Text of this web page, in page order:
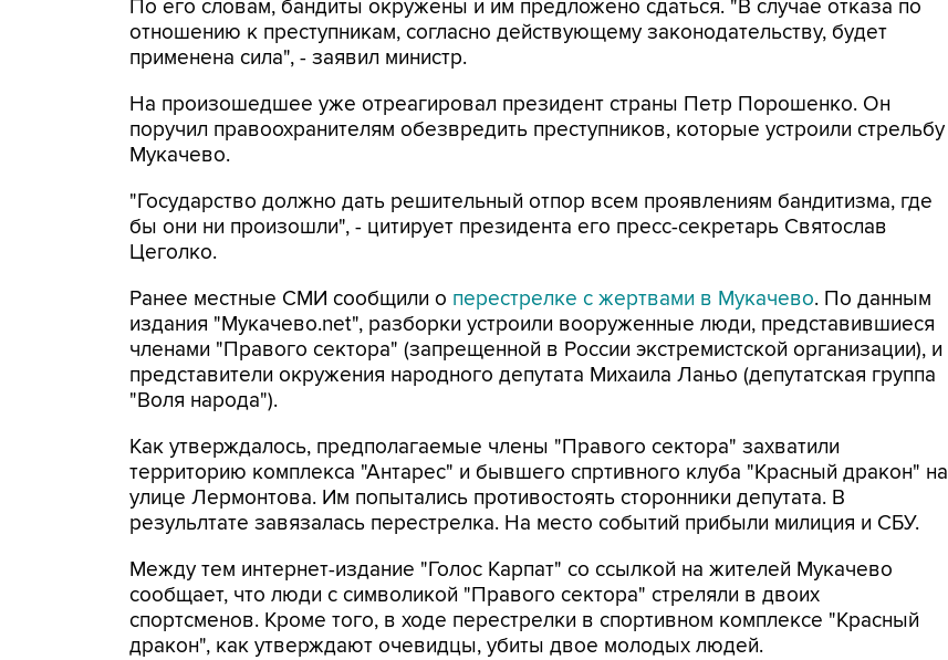
По его словам, бандиты окружены и им предложено сдаться. "В случае отказа по
отношению к преступникам, согласно действующему законодательству, будет
применена сила", - заявил министр.
На произошедшее уже отреагировал президент страны Петр Порошенко. Он
поручил правоохранителям обезвредить преступников, которые устроили стрельбу
Мукачево.
"Государство должно дать решительный отпор всем проявлениям бандитизма, где
бы они ни произошли", - цитирует президента его пресс-секретарь Святослав
Цеголко.
Ранее местные СМИ сообщили о перестрелке с жертвами в Мукачево. По данным
издания "Мукачево.net", разборки устроили вооруженные люди, представившиеся
членами "Правого сектора" (запрещенной в России экстремистской организации), и
представители окружения народного депутата Михаила Ланьо (депутатская группа
"Воля народа").
Как утверждалось, предполагаемые члены "Правого сектора" захватили
территорию комплекса "Антарес" и бывшего спртивного клуба "Красный дракон" на
улице Лермонтова. Им попытались противостоять сторонники депутата. В
резульлтате завязалась перестрелка. На место событий прибыли милиция и СБУ.
Между тем интернет-издание "Голос Карпат" со ссылкой на жителей Мукачево
сообщает, что люди с символикой "Правого сектора" стреляли в двоих
спортсменов. Кроме того, в ходе перестрелки в спортивном комплексе "Красный
дракон", как утверждают очевидцы, убиты двое молодых людей.